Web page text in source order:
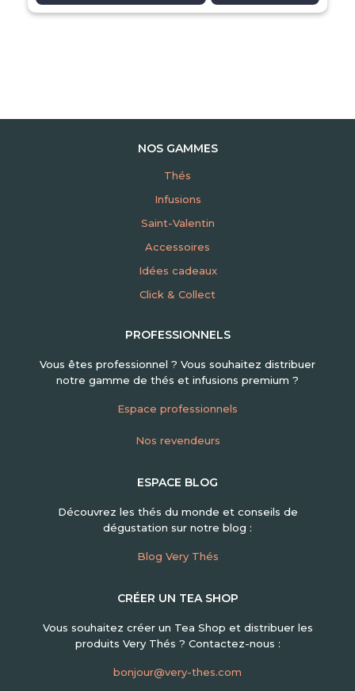
NOS GAMMES
Thés
Infusions
Saint-Valentin
Accessoires
Idées cadeaux
Click & Collect
PROFESSIONNELS
Vous êtes professionnel ? Vous souhaitez distribuer
notre gamme de thés et infusions premium ?
Espace professionnels
Nos revendeurs
ESPACE BLOG
Découvrez les thés du monde et conseils de
dégustation sur notre blog :
Blog Very Thés
CRÉER UN TEA SHOP
Vous souhaitez créer un Tea Shop et distribuer les
produits Very Thés ? Contactez-nous :
bonjour@very-thes.com